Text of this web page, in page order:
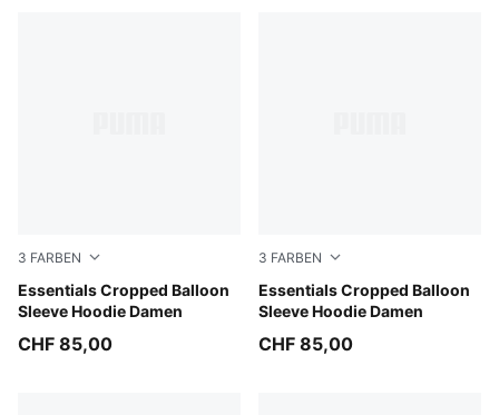
3 FARBEN
Essentials Cropped Balloon
Sleeve Hoodie Damen
Misty Pink
CHF 85,00
3 FARBEN
Essentials Cropped Balloon
Sleeve Hoodie Damen
White Glow Heather
CHF 85,00